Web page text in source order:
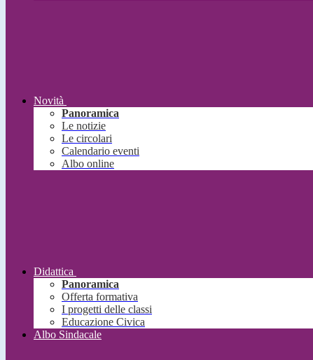
Novità
Panoramica
Le notizie
Le circolari
Calendario eventi
Albo online
Didattica
Panoramica
Offerta formativa
I progetti delle classi
Educazione Civica
Albo Sindacale